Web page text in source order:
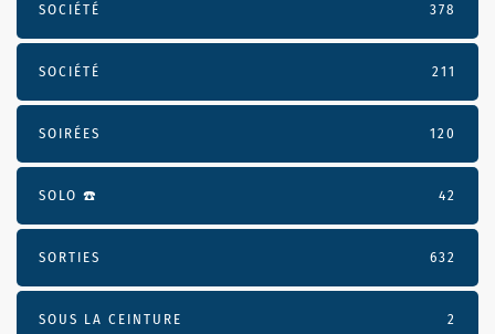
SOCIÉTÉ 378
SOCIÉTÉ 211
SOIRÉES 120
SOLO ☎️ 42
SORTIES 632
SOUS LA CEINTURE 2